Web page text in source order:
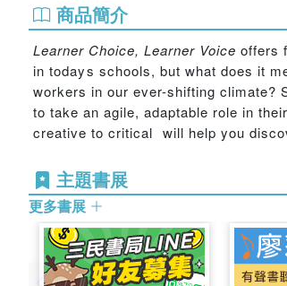
商品簡介
Learner Choice, Learner Voice offers
in todays schools, but what does it
workers in our ever-shifting climate?
to take an agile, adaptable role in
creative to critical  will help you
主題書展
更多書展